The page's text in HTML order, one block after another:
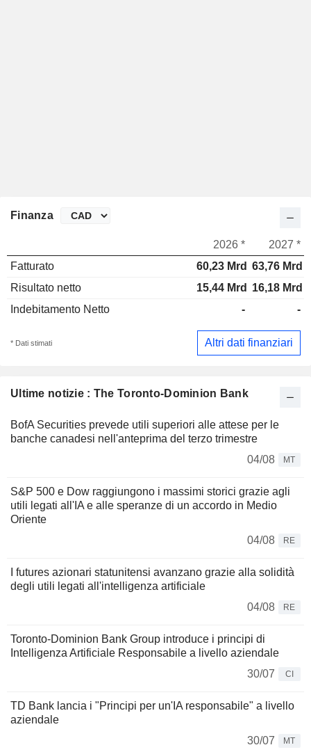
Ultime notizie : The Toronto-Dominion Bank
BofA Securities prevede utili superiori alle attese per le
banche canadesi nell'anteprima del terzo trimestre
04/08
MT
S&P 500 e Dow raggiungono i massimi storici grazie agli
utili legati all'IA e alle speranze di un accordo in Medio
Oriente
04/08
RE
I futures azionari statunitensi avanzano grazie alla solidità
degli utili legati all'intelligenza artificiale
04/08
RE
Toronto-Dominion Bank Group introduce i principi di
Intelligenza Artificiale Responsabile a livello aziendale
30/07
CI
TD Bank lancia i "Principi per un'IA responsabile" a livello
aziendale
30/07
MT
Finanza
2026 *
2027 *
Fatturato
60,23 Mrd 63,76 Mrd
Risultato netto
15,44 Mrd
16,18 Mrd
Indebitamento Netto
- -
* Dati stimati Altri dati finanziari